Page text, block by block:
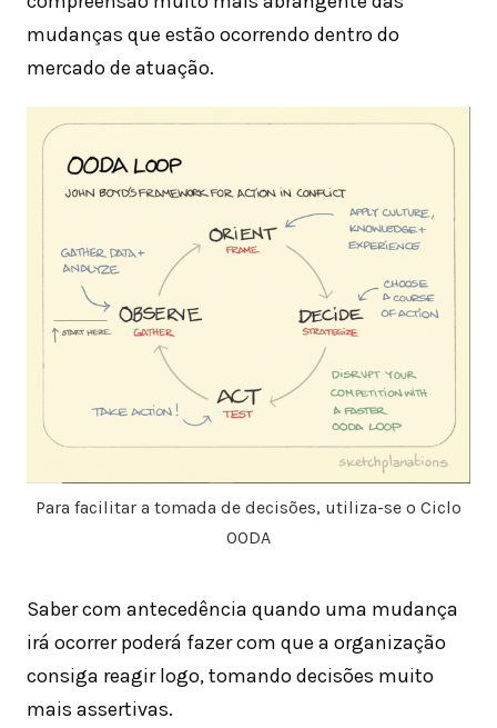
mudanças que estão ocorrendo dentro do
mercado de atuação.
Para facilitar a tomada de decisões, utiliza-se o Ciclo
OODA
Saber com antecedência quando uma mudança
irá ocorrer poderá fazer com que a organização
consiga reagir logo, tomando decisões muito
mais assertivas.